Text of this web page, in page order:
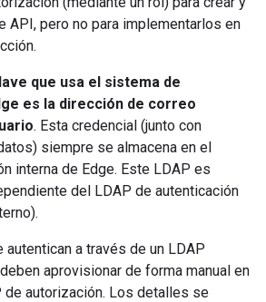
API, pero no para implementarlos en
que usa el sistema de
es la dirección de correo
. Esta credencial (junto con
siempre se almacena en el
interna de Edge. Este LDAP es
del LDAP de autenticación
a través de un LDAP
aprovisionar de forma manual en
autorización. Los detalles se